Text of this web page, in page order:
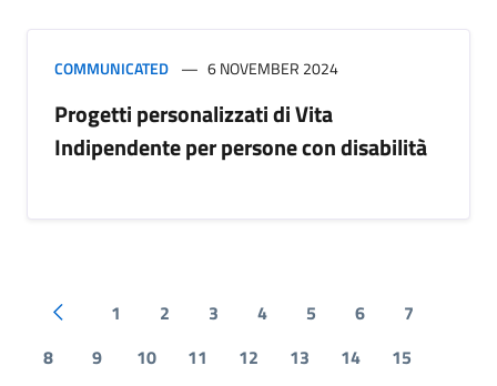
COMMUNICATED 6 NOVEMBER 2024
Progetti personalizzati di Vita
Indipendente per persone con disabilità
Pagina precedente
1 2 3 4 5 6
7
8
9 10 11 12 13 14
15